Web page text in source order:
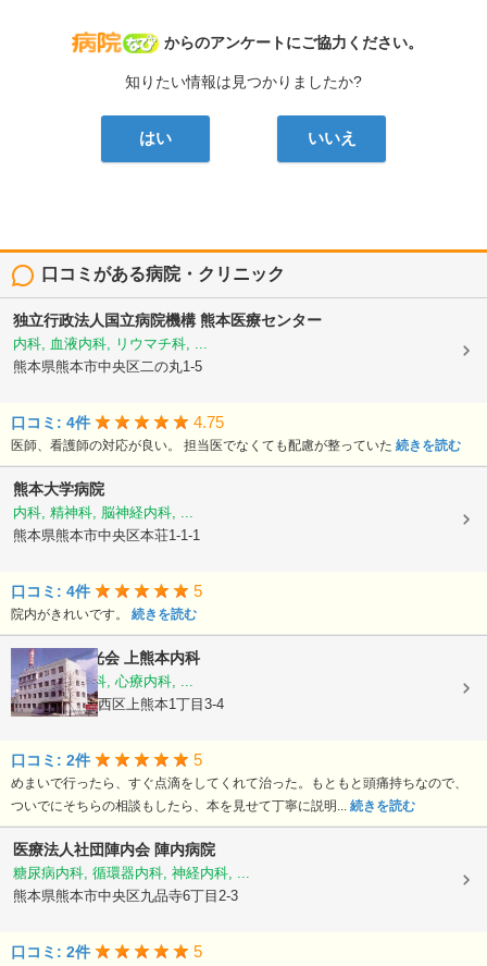
病院なび
からのアンケートにご協力ください。
知りたい情報は見つかりましたか?
はい いいえ
口コミがある病院・クリニック
独立行政法人国立病院機構熊本医療センター
内科, 血液内科, リウマチ科, ...
熊本県熊本市中央区二の丸1-5
口コミ: 4件 4.75
医師、看護師の対応が良い。 担当医でなくても配慮が整っていた 続きを読む
熊本大学病院
内科, 精神科, 脳神経内科, ...
熊本県熊本市中央区本荘1-1-1
口コミ: 4件 5
院内がきれいです。 続きを読む
医療法人陽光会 上熊本内科
内科, 神経内科, 心療内科, ...
熊本県熊本市西区上熊本1丁目3-4
口コミ: 2件 5
めまいで行ったら、すぐ点滴をしてくれて治った。もともと頭痛持ちなので、
ついでにそちらの相談もしたら、本を見せて丁寧に説明... 続きを読む
医療法人社団陣内会 陣内病院
糖尿病内科, 循環器内科, 神経内科, ...
熊本県熊本市中央区九品寺6丁目2-3
口コミ: 2件 5